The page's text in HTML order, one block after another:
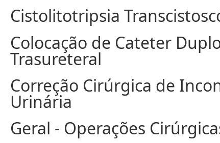
Cistolitotripsia
Colocação de Cateter
Trasureteral
Correção Cirúrgica de
Urinária
Geral - Operações